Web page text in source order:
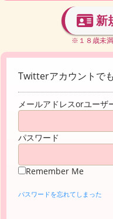
新
※１８歳未
Twitterアカウントで
メールアドレスorユーザ
パスワード
Remember Me
パスワードを忘れてしまった